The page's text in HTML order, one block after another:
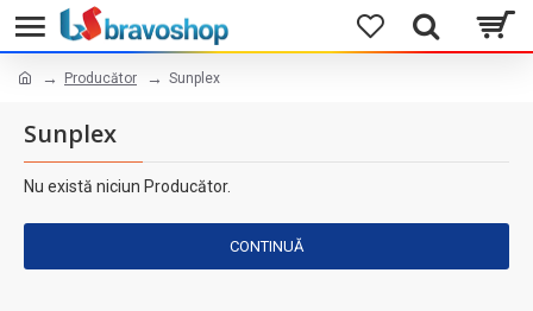
Producător Sunplex
Sunplex
Nu există niciun Producător.
CONTINUĂ